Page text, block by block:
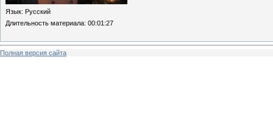
Язык: Русский
Длительность материала: 00:01:27
Полная версия сайта